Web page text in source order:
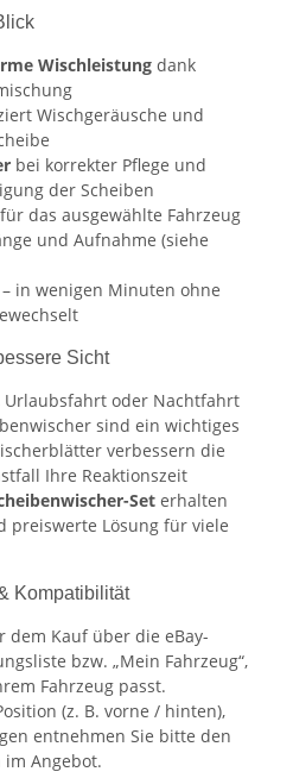
Wischleistung dank
Wischgeräusche und
bei korrekter Pflege und
der Scheiben
für das ausgewählte Fahrzeug
und Aufnahme (siehe
– in wenigen Minuten ohne
Sicht
Urlaubsfahrt oder Nachtfahrt
sind ein wichtiges
verbessern die
Ihre Reaktionszeit
Set erhalten
preiswerte Lösung für viele
Kompatibilität
dem Kauf über die eBay-
bzw. „Mein Fahrzeug“,
Fahrzeug passt.
(z. B. vorne / hinten),
entnehmen Sie bitte den
Angebot.